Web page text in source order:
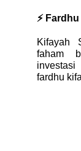
⚡
Kifayah
faham
fardhu